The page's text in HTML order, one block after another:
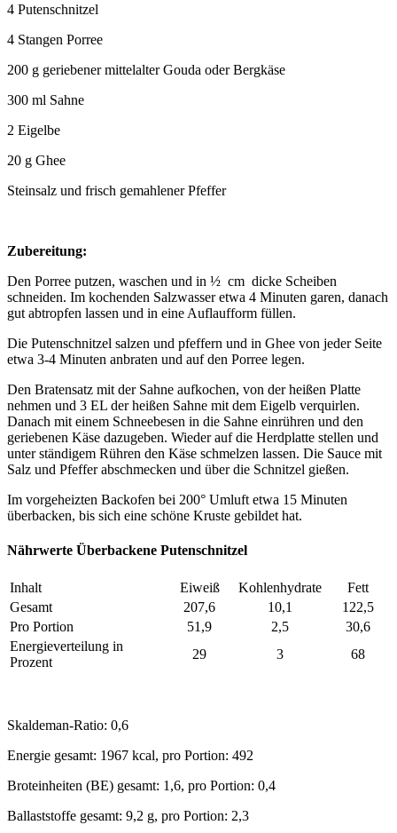
4 Putenschnitzel
4 Stangen Porree
200 g geriebener mittelalter Gouda oder Bergkäse
300 ml Sahne
2 Eigelbe
20 g Ghee
Steinsalz und frisch gemahlener Pfeffer
Zubereitung:
Den Porree putzen, waschen und in ½ cm dicke Scheiben
schneiden. Im kochenden Salzwasser etwa 4 Minuten garen, danach
gut abtropfen lassen und in eine Auflaufform füllen.
Die Putenschnitzel salzen und pfeffern und in Ghee von jeder Seite
etwa 3-4 Minuten anbraten und auf den Porree legen.
Den Bratensatz mit der Sahne aufkochen, von der heißen Platte
nehmen und 3 EL der heißen Sahne mit dem Eigelb verquirlen.
Danach mit einem Schneebesen in die Sahne einrühren und den
geriebenen Käse dazugeben. Wieder auf die Herdplatte stellen und
unter ständigem Rühren den Käse schmelzen lassen. Die Sauce mit
Salz und Pfeffer abschmecken und über die Schnitzel gießen.
Im vorgeheizten Backofen bei 200° Umluft etwa 15 Minuten
überbacken, bis sich eine schöne Kruste gebildet hat.
Nährwerte Überbackene Putenschnitzel
Inhalt Eiweiß Kohlenhydrate
Fett
Gesamt
207,6 10,1
122,5
Pro Portion
51,9 2,5
30,6
Energieverteilung in
Prozent
29 3 68
Skaldeman-Ratio: 0,6
Energie gesamt: 1967 kcal, pro Portion: 492
Broteinheiten (BE) gesamt: 1,6, pro Portion: 0,4
Ballaststoffe gesamt: 9,2 g, pro Portion: 2,3